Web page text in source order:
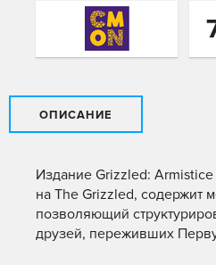
ОПИСАНИЕ
Издание Grizzled:
на The Grizzled, содержит
позволяющий
друзей, переживших